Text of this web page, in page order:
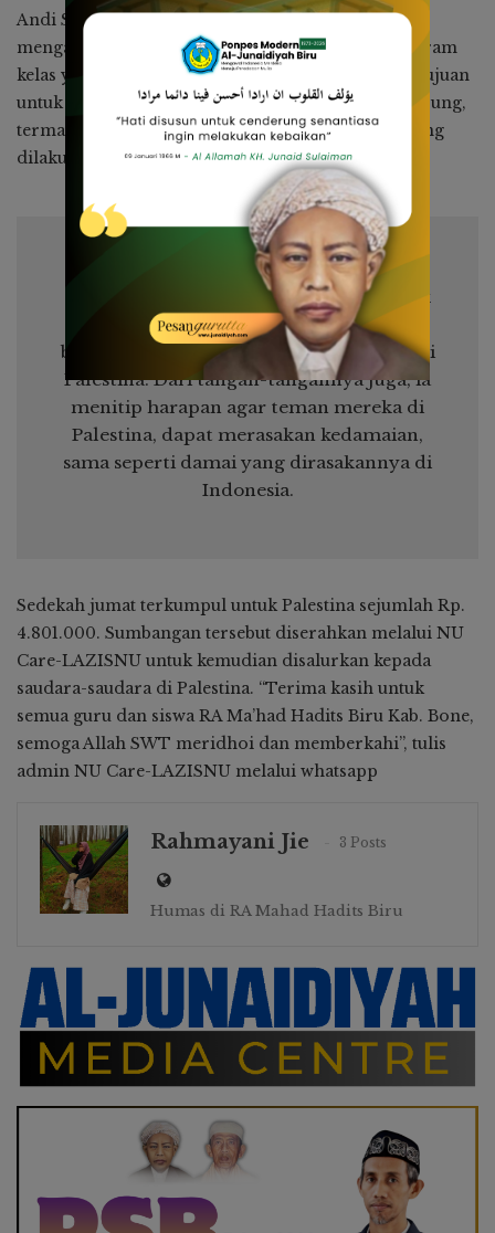
Andi Siti Fathiah, Kepala RA Mahad Hadits Biru
mengatakan, jika Sedekah Jumat merupakan program
kelas yang disepakati bersama orang tua, dengan tujuan
untuk melatih siswa sejak dini untuk belajar menabung,
termasuk melatih jiwa sosial pada anak, seperti yang
dilakukan hari ini.
Dari RA Mahad Hadits Biru, ratusan anak
ikut bersedih atas direnggutnya hak-hak
bermain dan bersekolah teman mereka di
Palestina. Dari tangan-tangannya juga, ia
menitip harapan agar teman mereka di
Palestina, dapat merasakan kedamaian,
sama seperti damai yang dirasakannya di
Indonesia.
Sedekah jumat terkumpul untuk Palestina sejumlah Rp.
4.801.000. Sumbangan tersebut diserahkan melalui NU
Care-LAZISNU untuk kemudian disalurkan kepada
saudara-saudara di Palestina. “Terima kasih untuk
semua guru dan siswa RA Ma’had Hadits Biru Kab. Bone,
semoga Allah SWT meridhoi dan memberkahi”, tulis
admin NU Care-LAZISNU melalui whatsapp
Rahmayani Jie 3 Posts
Humas di RA Mahad Hadits Biru